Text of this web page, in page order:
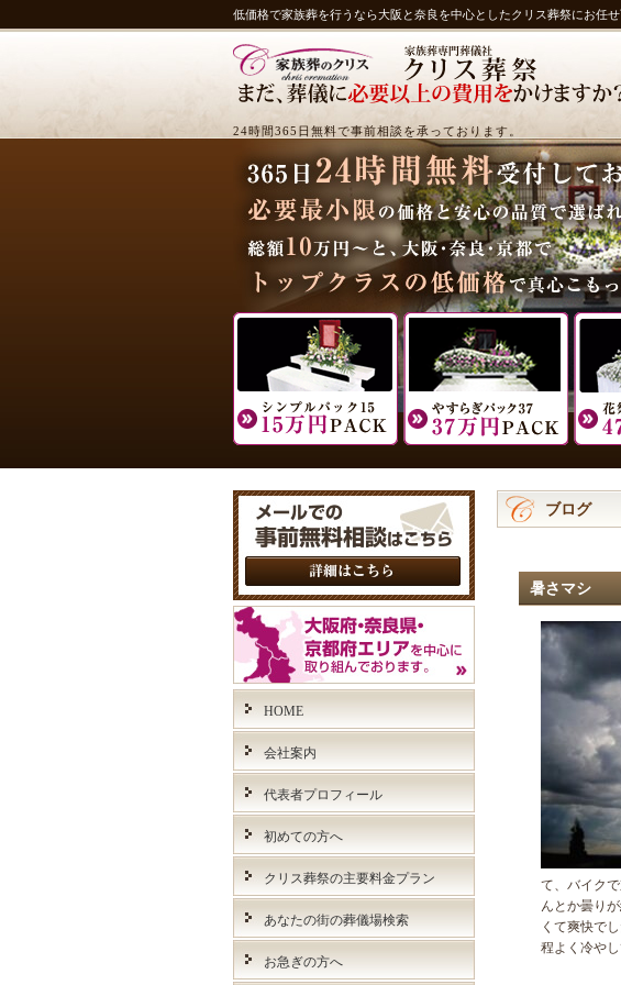
低価格で家族葬を行うなら大阪と奈良を中心としたクリス葬祭にお任せ
24時間365日無料で事前相談を承っております。
ブログ
暑さマシ
て、バイク
んとか曇り
くて爽快で
程よく冷や
HOME
会社案内
代表者プロフィール
初めての方へ
クリス葬祭の主要料金プラン
あなたの街の葬儀場検索
お急ぎの方へ